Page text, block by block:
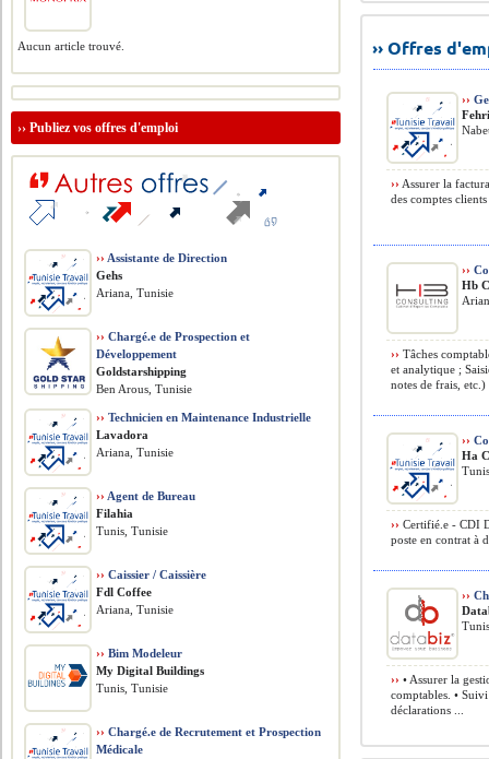
›› Offres
››
›› Assurer la
des comptes
››
Hb
›› Tâches
et analytique ;
notes de frais, etc.)
››
Ha
›› Certifié.e - CDI
poste en contrat à
››
›› • Assurer la
comptables. •
déclarations ...
Aucun article trouvé.
››Publiez vos offres d'emploi
›› Assistante de Direction
Gehs
Ariana, Tunisie
›› Chargé.e de Prospection et
Développement
Goldstarshipping
Ben Arous, Tunisie
›› Technicien en Maintenance Industrielle
Lavadora
Ariana, Tunisie
›› Agent de Bureau
Filahia
Tunis, Tunisie
›› Caissier / Caissière
Fdl Coffee
Ariana, Tunisie
›› Bim Modeleur
My Digital Buildings
Tunis, Tunisie
›› Chargé.e de Recrutement et Prospection
Médicale